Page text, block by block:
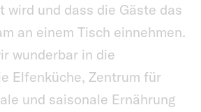
wird und dass die Gäste das
an einem Tisch einnehmen.
wunderbar in die
Elfenküche, Zentrum für
und saisonale Ernährung